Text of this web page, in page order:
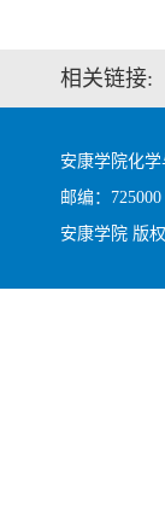
相关链接:
安康学院化
邮编：
安康学院 版